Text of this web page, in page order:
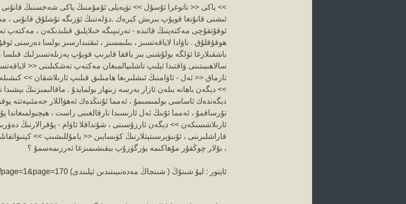
>> ياكى << ناتوغرا ئۇسۇل >> تۈپەيلى ئۇمۇمنىڭ ياكى شەخسنىڭ قانۇنى
ئىشنى قانۇنغا قويۇپ بىرىش كېرەك .دۆلەتنىڭ ئۆزىگە تۇشلۇق قانۇنى ،
ئوقۇتقۇچى مەكتەپنىڭ قائىدە - تەرتىپىگە خىلاپلىق قىلىدىكەن ،
ھوقۇقلۇق . ناۋادا لاياقەتسىز ، بىلىمسىز ، ئىقتىدارسىز بولسا دەرسنى
باشقىلارغا ئۈلگە بولۇشنى بىر ياققا قايرىپ قويۇپ پەزىلەتسىزلىك
سالاھىيىتىنى ۋاقتىدا ئېلىپ تاشلىيالمىغان مەكتەپ تەشكىلىنى <<
تارماق << ئەل - ئاۋامنىڭ ئىشلىرىغا ھامىلىق قىلىپ ئارىلاشقان >>
>> دېگەن باھانە بىلەن ئازار بەرسە زىنھار بولمايدۇ . ماقالىمىزنىڭ
دېگەندەك ئاساسى بولمىسىمۇ ، ئەمما ئۇنىڭدەك ئەھۋاللار
تۇرساقمۇ ، ئەمما ئۇنىڭ ئەل ئارىسىدا تارقالغىنى راست ، ھېچبولمىغاندا
ئارىلاشسىكەن >> دېگەن ئارزۇسىنى ، شۇنداقلا ئاۋام - پۇقرالارنىڭ
قاراشلىرىنى ، ئۇنىۋېرسىتېتلارنىڭ كۈنسايىن << يامۇللىشىپ >>
، بۇلار چوڭقۇر مۇھاكىمە يۈرگۈزۇپ بېقىشىمىزغا ئەرزىمەسمۇ ؟
ئاپتور : ليۇ شىتۇڭ ( شىنجاڭ مەدەنىيىتىدىن ئېلىندى)